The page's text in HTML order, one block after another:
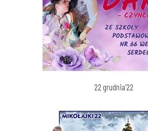
22 grudnia’22